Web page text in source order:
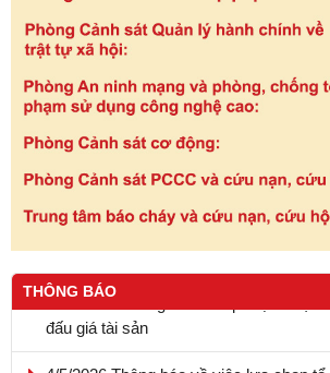
THÔNG BÁO
9.5.2026 - Thông báo kết quả lựa chọn
đấu giá tài sản